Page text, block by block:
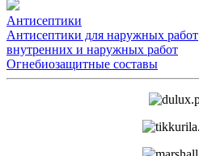
Антисептики
Антисептики для наружных работ
внутренних и наружных работ
Огнебиозащитные составы